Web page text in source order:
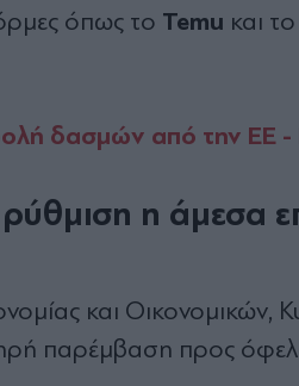
όπως το Temu και το
δασμών από την ΕΕ -
η άμεσα
και Οικονομικών,
παρέμβαση προς